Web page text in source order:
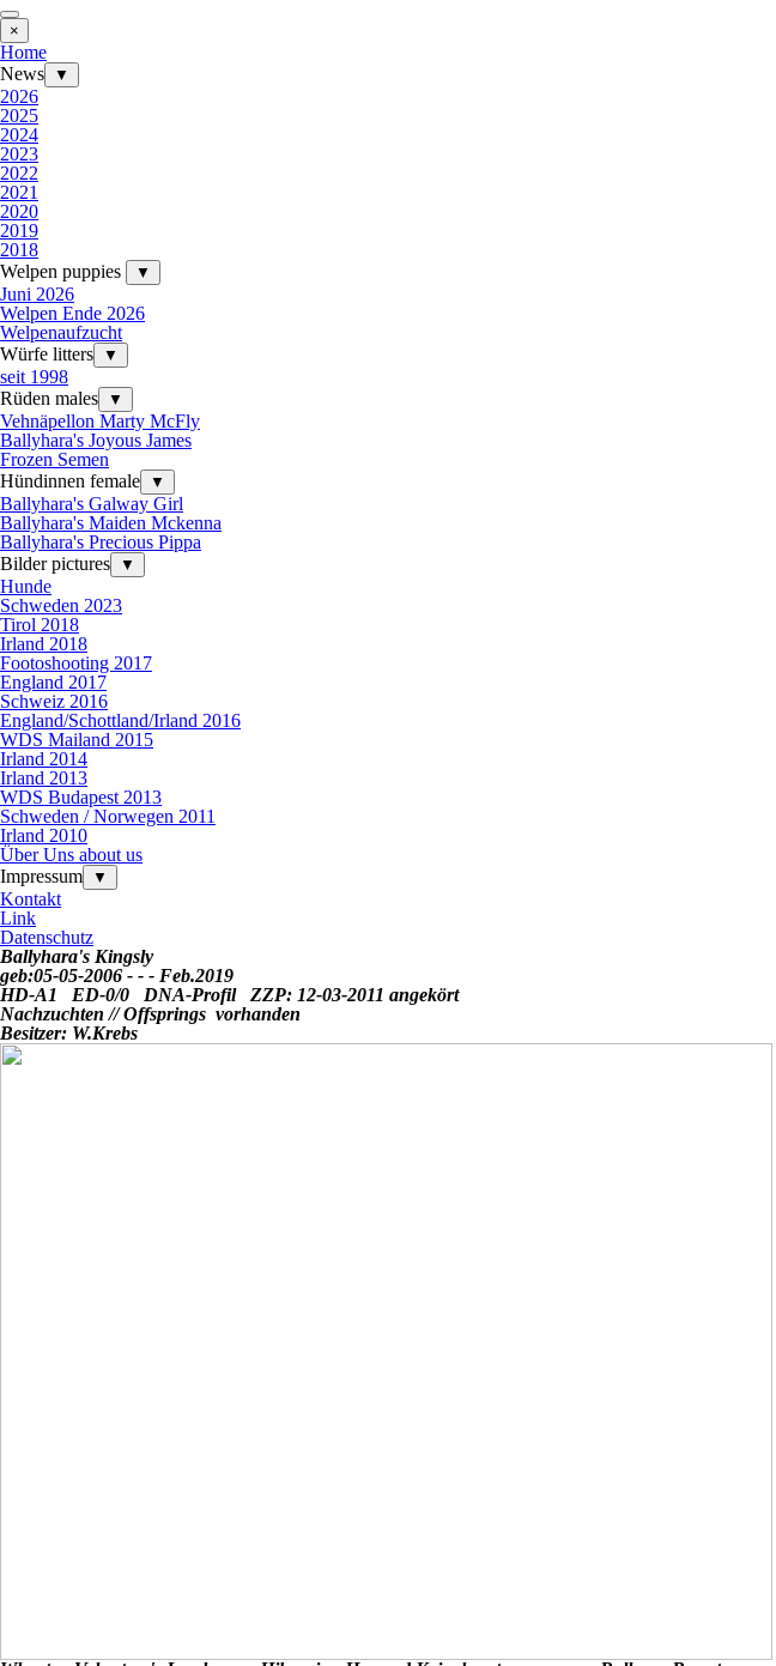
×
Home
News
▼
2026
2025
2024
2023
2022
2021
2020
2019
2018
Welpen puppies
▼
Juni 2026
Welpen Ende 2026
Welpenaufzucht
Würfe litters
▼
seit 1998
Rüden males
▼
Vehnäpellon Marty McFly
Ballyhara's Joyous James
Frozen Semen
Hündinnen female
▼
Ballyhara's Galway Girl
Ballyhara's Maiden Mckenna
Ballyhara's Precious Pippa
Bilder pictures
▼
Hunde
Schweden 2023
Tirol 2018
Irland 2018
Footoshooting 2017
England 2017
Schweiz 2016
England/Schottland/Irland 2016
WDS Mailand 2015
Irland 2014
Irland 2013
WDS Budapest 2013
Schweden / Norwegen 2011
Irland 2010
Über Uns about us
Impressum
▼
Kontakt
Link
Datenschutz
Ballyhara's Kingsly
geb:05-05-2006 - - - Feb.2019
HD-A1 ED-0/0 DNA-Profil ZZP: 12-03-2011 angekört
Nachzuchten // Offsprings vorhanden
Besitzer: W.Krebs